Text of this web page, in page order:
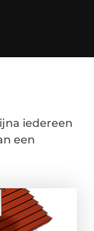
iedereen
een